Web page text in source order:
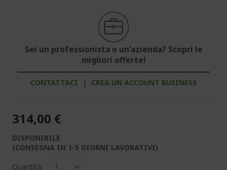
Sei un professionista o un'azienda? Scopri le
migliori offerte!
CONTATTACI | CREA UN ACCOUNT BUSINESS
314,00 €
DISPONIBILE
(CONSEGNA IN 1-5 GIORNI LAVORATIVI)
Quantità: